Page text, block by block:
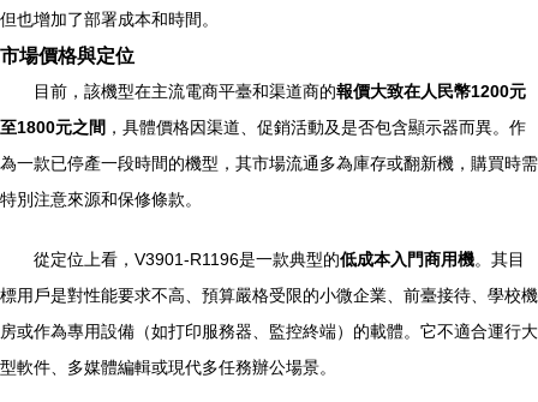
但也增加了部署成本和時間。
市場價格與定位
目前，該機型在主流電商平臺和渠道商的報價大致在人民幣1200元
至1800元之間 ，具體價格因渠道、促銷活動及是否包含顯示器而異。作
為一款已停產一段時間的機型，其市場流通多為庫存或翻新機，購買時需
特別注意來源和保修條款。
從定位上看，V3901-R1196是一款典型的低成本入門商用機。其目
標用戶是對性能要求不高、預算嚴格受限的小微企業、前臺接待、學校機
房或作為專用設備（如打印服務器、監控終端）的載體。它不適合運行大
型軟件、多媒體編輯或現代多任務辦公場景。